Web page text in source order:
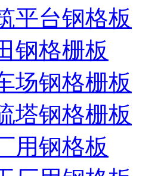
平台钢格板
钢格栅板
场钢格栅板
塔钢格栅板
用钢格板